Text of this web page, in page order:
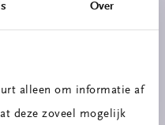
Over
alleen om informatie af
deze zoveel mogelijk